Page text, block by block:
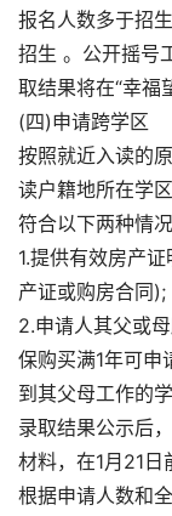
报名人数多于招
招生 。公开摇号
取结果将在“幸福
(四)申请跨学区
按照就近入读的
读户籍地所在学
符合以下两种情况
1.提供有效房产
产证或购房合同);
2.申请人其父或
保购买满1年可申
到其父母工作的
录取结果公示后
材料，在1月21
根据申请人数和